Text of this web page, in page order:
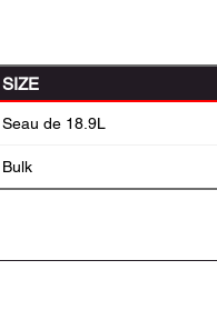
SIZE
Seau de 18.9L
Bulk